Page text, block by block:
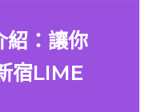
紹：讓你
宿LIME